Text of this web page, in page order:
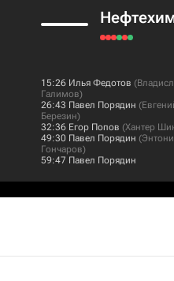
15:26 Илья Федотов (
Галимов)
26:43 Павел Порядин (
Березин)
32:36 Егор Попов (Хантер
49:30 Павел Порядин (
Гончаров)
59:47 Павел Порядин